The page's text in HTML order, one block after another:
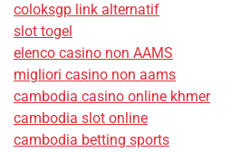
coloksgp link alternatif
slot togel
elenco casino non AAMS
migliori casino non aams
cambodia casino online khmer
cambodia slot online
cambodia betting sports